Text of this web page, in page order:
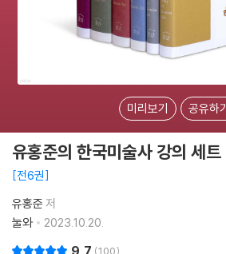
미리보기 공유하기
유홍준의 한국미술사 강의 세트
전6권
유홍준 저
눌와
2023.10.20.
100